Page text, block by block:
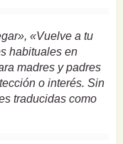
«Vuelve a tu
habituales en
madres y padres
o interés. Sin
traducidas como